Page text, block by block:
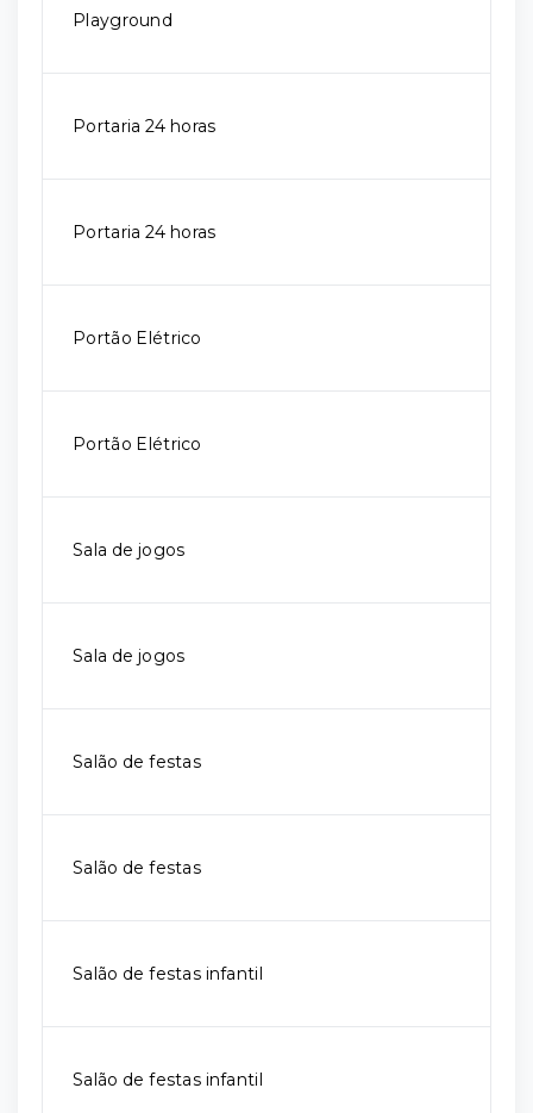
Playground
Portaria 24 horas
Portaria 24 horas
Portão Elétrico
Portão Elétrico
Sala de jogos
Sala de jogos
Salão de festas
Salão de festas
Salão de festas infantil
Salão de festas infantil